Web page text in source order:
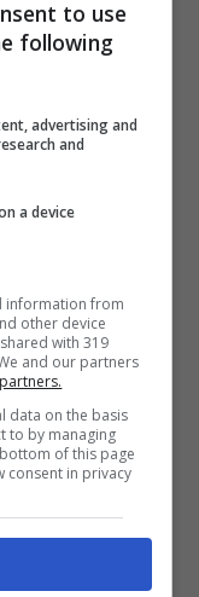
outfit
Instagram)
to use
following
advertising and
and
a device
information from
other device
with 319
and our partners
data on the basis
to by managing
of this page
consent in privacy